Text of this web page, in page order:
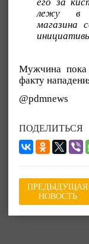
лежу в
магазина
Мужчина пока
факту
@pdmnews
ПОДЕЛИТЬСЯ
ПРЕДЫДУЩАЯ
НОВОСТЬ